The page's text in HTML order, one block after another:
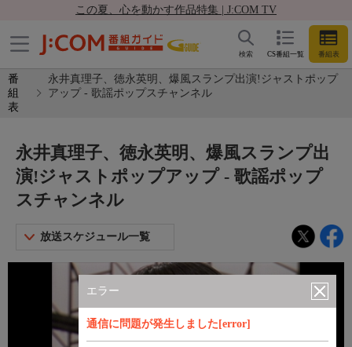
この夏、心を動かす作品特集 | J:COM TV
CS番組一覧 番組表
検索
番
組
表
永井真理子、徳永英明、爆風スランプ出演!ジャストポップ
アップ - 歌謡ポップスチャンネル
エラー
通信に問題が発生しました[error]
永井真理子、徳永英明、爆風スランプ出
演!ジャストポップアップ - 歌謡ポップ
スチャンネル
放送スケジュール一覧